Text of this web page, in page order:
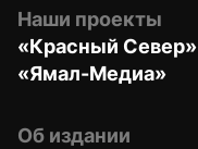
Наши проекты
«Красный Север»
«Ямал-Медиа»
Об издании